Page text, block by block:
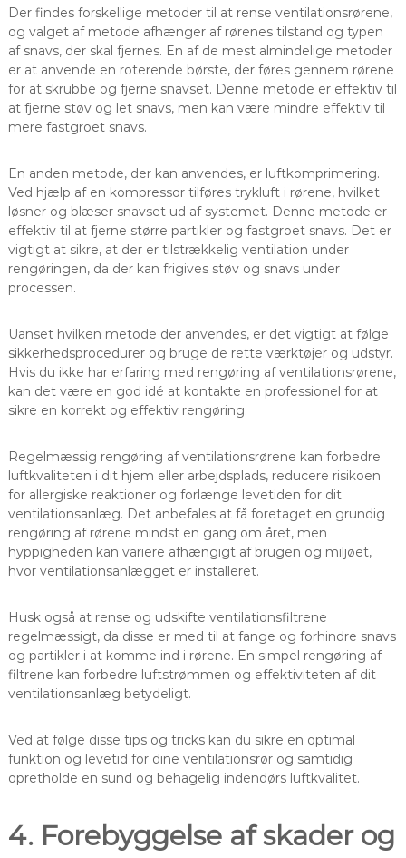
Der findes forskellige metoder til at rense ventilationsrørene,
og valget af metode afhænger af rørenes tilstand og typen
af snavs, der skal fjernes. En af de mest almindelige metoder
er at anvende en roterende børste, der føres gennem rørene
for at skrubbe og fjerne snavset. Denne metode er effektiv til
at fjerne støv og let snavs, men kan være mindre effektiv til
mere fastgroet snavs.
En anden metode, der kan anvendes, er luftkomprimering.
Ved hjælp af en kompressor tilføres trykluft i rørene, hvilket
løsner og blæser snavset ud af systemet. Denne metode er
effektiv til at fjerne større partikler og fastgroet snavs. Det er
vigtigt at sikre, at der er tilstrækkelig ventilation under
rengøringen, da der kan frigives støv og snavs under
processen.
Uanset hvilken metode der anvendes, er det vigtigt at følge
sikkerhedsprocedurer og bruge de rette værktøjer og udstyr.
Hvis du ikke har erfaring med rengøring af ventilationsrørene,
kan det være en god idé at kontakte en professionel for at
sikre en korrekt og effektiv rengøring.
Regelmæssig rengøring af ventilationsrørene kan forbedre
luftkvaliteten i dit hjem eller arbejdsplads, reducere risikoen
for allergiske reaktioner og forlænge levetiden for dit
ventilationsanlæg. Det anbefales at få foretaget en grundig
rengøring af rørene mindst en gang om året, men
hyppigheden kan variere afhængigt af brugen og miljøet,
hvor ventilationsanlægget er installeret.
Husk også at rense og udskifte ventilationsfiltrene
regelmæssigt, da disse er med til at fange og forhindre snavs
og partikler i at komme ind i rørene. En simpel rengøring af
filtrene kan forbedre luftstrømmen og effektiviteten af dit
ventilationsanlæg betydeligt.
Ved at følge disse tips og tricks kan du sikre en optimal
funktion og levetid for dine ventilationsrør og samtidig
opretholde en sund og behagelig indendørs luftkvalitet.
4. Forebyggelse af skader og